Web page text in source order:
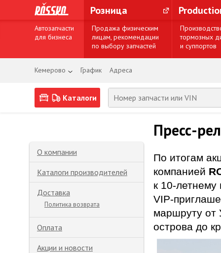
Розница
Автозапчасти
для бизнеса
Продажа физическим
лицам, рекомендации
по выбору запчастей
тормозных
и суппортов
Кемерово График Адреса
Каталоги
О компании
Каталоги производителей
Доставка
Политика возврата
Оплата
Акции и новости
Пресс-
По итогам
компанией
к 10-
VIP-
маршруту от
острова до